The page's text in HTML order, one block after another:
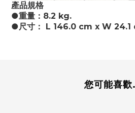
產品規格
●重量：8.2 kg.
●尺寸： L 146.0 cm x W 24.1
您可能喜